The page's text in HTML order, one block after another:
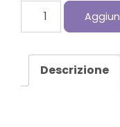
Operating Guide
Descrizione